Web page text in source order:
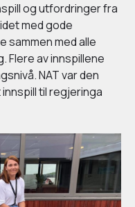
og utfordringer fra
med gode
sammen med alle
av innspillene
NAT var den
til regjeringa